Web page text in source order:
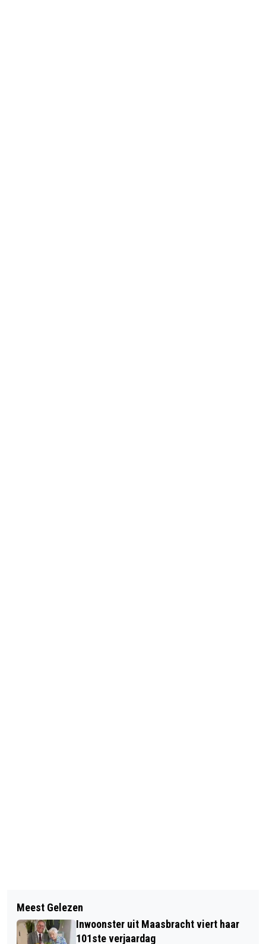
OPEN AIR CONCERT 2026 IN THORN
VERNIEUWDE MOLENPLASROUTE IN
OHÉ EN LAAK
Meest Gelezen
Inwoonster uit Maasbracht viert haar
101ste verjaardag